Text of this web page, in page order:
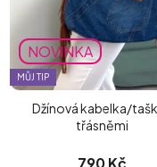
NOVINKA
MŮJ TIP
Džínová kabelka/
třásněmi
790 Kč